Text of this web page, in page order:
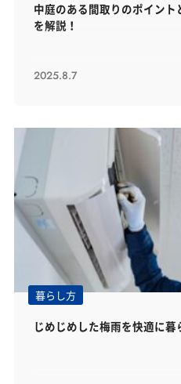
中庭のある間取りのポイン
を解説！
2025.8.7
暮らし方
じめじめした梅雨を快適に暮